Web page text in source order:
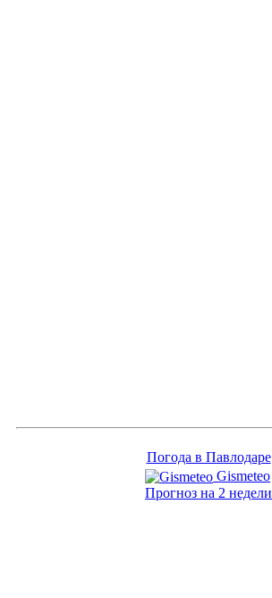
Погода в Павлодаре
Gismeteo
Прогноз на 2 недели